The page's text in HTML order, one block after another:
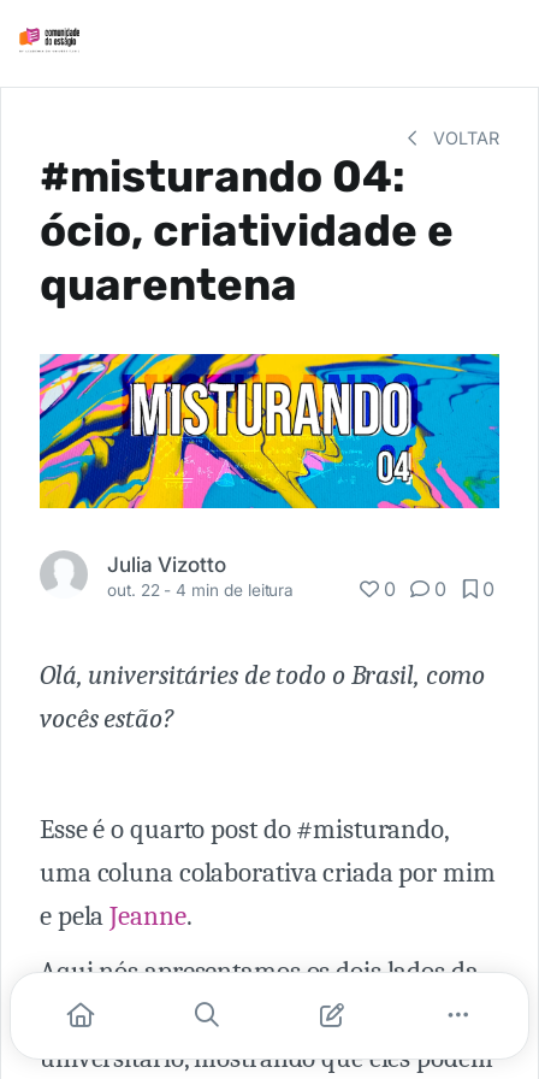
VOLTAR
#misturando 04:
ócio, criatividade e
quarentena
Julia Vizotto
out. 22 -4 min de leitura 0 0 0
Olá, universitáries de todo o Brasil, como
vocês estão?
Esse é o quarto post do #misturando,
uma coluna colaborativa criada por mim
e pelaJeanne.
Aqui nós apresentamos os dois lados da
moeda de muitos assuntos do mundo
universitário, mostrando que eles podem